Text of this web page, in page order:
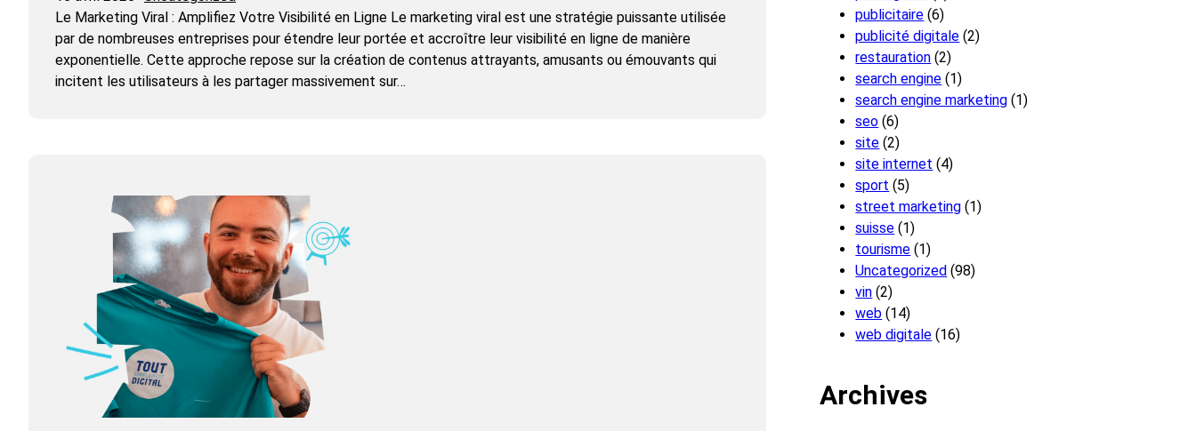
Le Marketing Viral : Amplifiez Votre Visibilité en Ligne Le marketing viral est une stratégie puissante utilisée
par de nombreuses entreprises pour étendre leur portée et accroître leur visibilité en ligne de manière
exponentielle. Cette approche repose sur la création de contenus attrayants, amusants ou émouvants qui
incitent les utilisateurs à les partager massivement sur…
publicitaire (6)
publicité digitale (2)
restauration (2)
search engine (1)
search engine marketing (1)
seo (6)
site (2)
site internet (4)
sport (5)
street marketing (1)
suisse (1)
tourisme (1)
Uncategorized (98)
vin (2)
web (14)
web digitale (16)
Archives